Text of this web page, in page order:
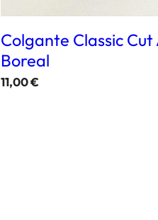
Colgante Classic
Boreal
11,00€